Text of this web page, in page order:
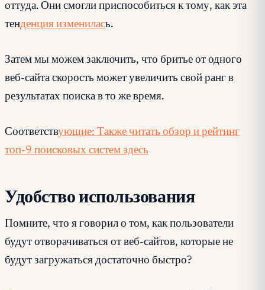
оттуда. Они смогли приспособиться к тому, как эта
тенденция изменилась.
Затем мы можем заключить, что бритье от одного
веб-сайта скорость может увеличить свой ранг в
результатах поиска в то же время.
Соответствующие: Также читать обзор и рейтинг
топ-9 поисковых систем здесь
Удобство использования
Помните, что я говорил о том, как пользователи
будут отворачиваться от веб-сайтов, которые не
будут загружаться достаточно быстро?